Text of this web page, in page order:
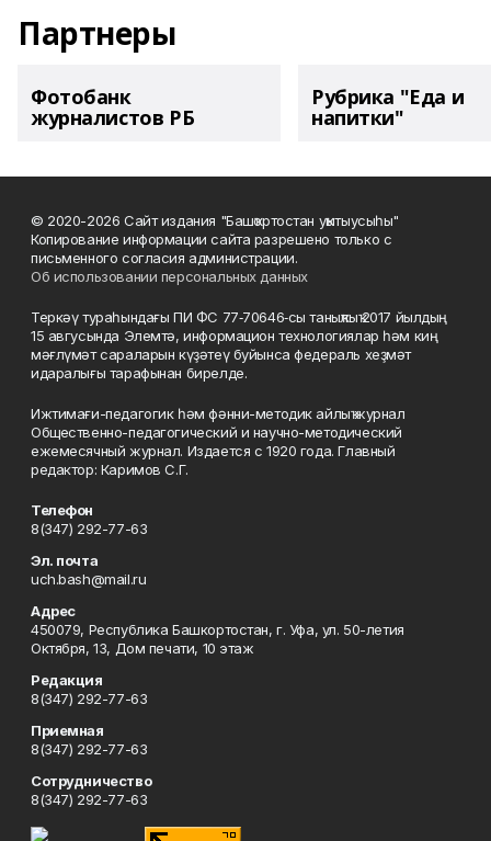
Партнеры
Фотобанк
журналистов РБ
Рубрика "Еда и
напитки"
© 2020-2026 Сайт издания "Башҡортостан уҡытыусыһы"
Копирование информации сайта разрешено только с
письменного согласия администрации.
Об использовании персональных данных
Теркәү тураһындағы ПИ ФС 77‑70646‑сы таныҡлыҡ 2017 йылдың
15 авгусында Элемтә, информацион технологиялар һәм киң
мәғлүмәт сараларын күҙәтеү буйынса федераль хеҙмәт
идаралығы тарафынан бирелде.
Ижтимағи-педагогик һәм фәнни-методик айлыҡ журнал
Общественно-педагогический и научно-методический
ежемесячный журнал. Издается с 1920 года. Главный
редактор: Каримов С.Г.
Телефон
8(347) 292-77-63
Эл. почта
uch.bash@mail.ru
Адрес
450079, Республика Башкортостан, г. Уфа, ул. 50-летия
Октября, 13, Дом печати, 10 этаж
Редакция
8(347) 292-77-63
Приемная
8(347) 292-77-63
Сотрудничество
8(347) 292-77-63